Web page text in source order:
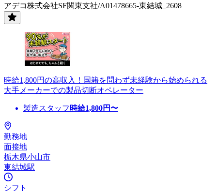
アデコ株式会社SF関東支社/A01478665-東結城_2608
時給1,800円の高収入！国籍を問わず未経験から始められる
大手メーカーでの製品切断オペレーター
製造スタッフ 時給1,800円〜
勤務地
面接地
栃木県小山市
東結城駅
シフト